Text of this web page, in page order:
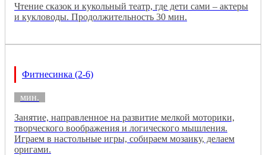
Чтение сказок и кукольный театр, где дети сами – актеры
и кукловоды. Продолжительность 30 мин.
Фитнесинка (2-6)
мин.
Занятие, направленное на развитие мелкой моторики,
творческого воображения и логического мышления.
Играем в настольные игры, собираем мозаику, делаем
оригами.